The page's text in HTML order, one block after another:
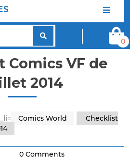
0
Comics VF de
2014
Comics World
Checklist
0 Comments